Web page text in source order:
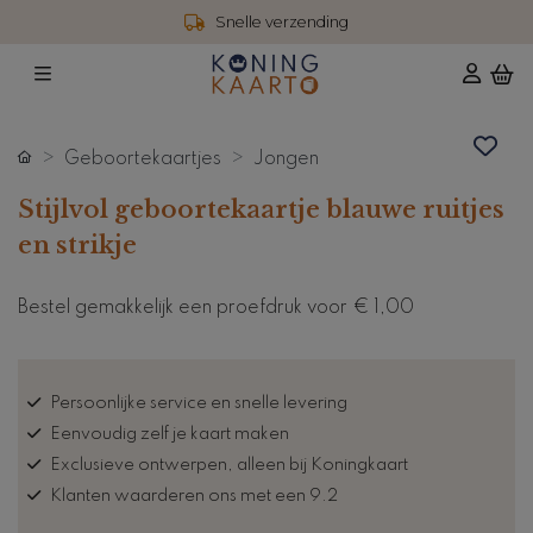
Snelle verzending
Geboortekaartjes Jongen
Stijlvol geboortekaartje blauwe ruitjes
en strikje
Bestel gemakkelijk een proefdruk voor € 1,00
Persoonlijke service en snelle levering
Eenvoudig zelf je kaart maken
Exclusieve ontwerpen, alleen bij Koningkaart
Klanten waarderen ons met een 9.2